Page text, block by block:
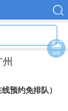
预约免排队）
海报